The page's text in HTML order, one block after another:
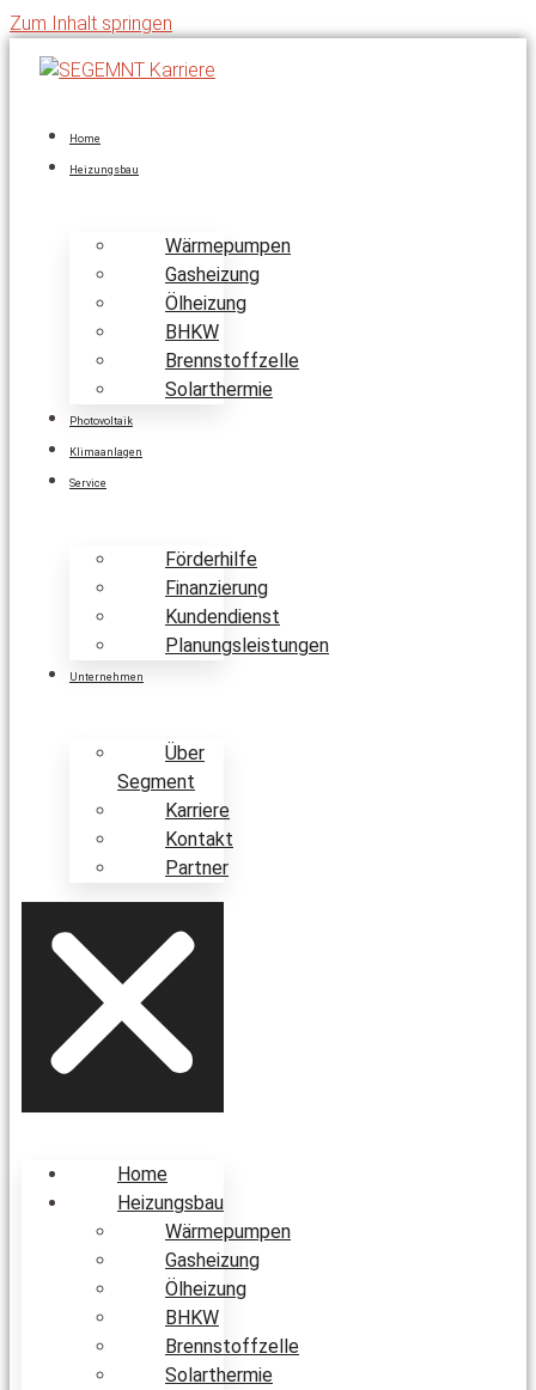
Zum Inhalt springen
Home
Heizungsbau
Wärmepumpen
Gasheizung
Ölheizung
BHKW
Brennstoffzelle
Solarthermie
Photovoltaik
Klimaanlagen
Service
Förderhilfe
Finanzierung
Kundendienst
Planungsleistungen
Unternehmen
Über
Segment
Karriere
Kontakt
Partner
Home
Heizungsbau
Wärmepumpen
Gasheizung
Ölheizung
BHKW
Brennstoffzelle
Solarthermie